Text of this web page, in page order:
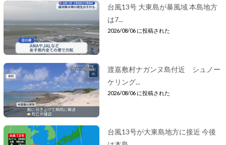
台風13号 大東島が暴風域 本島地方
は7...
2026/08/06 に投稿された
渡嘉敷村ナガンヌ島付近 シュノー
ケリング...
2026/08/06 に投稿された
台風13号が大東島地方に接近 今後